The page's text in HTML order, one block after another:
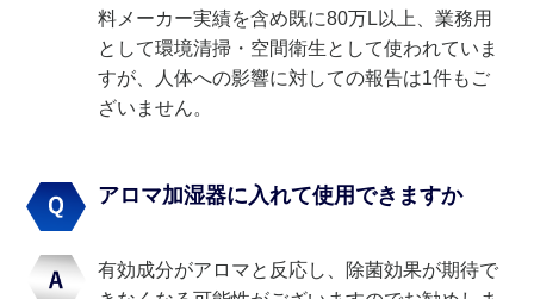
料メーカー実績を含め既に80万L以上、業務用
として環境清掃・空間衛生として使われていま
すが、人体への影響に対しての報告は1件もご
ざいません。
アロマ加湿器に入れて使用できますか
有効成分がアロマと反応し、除菌効果が期待で